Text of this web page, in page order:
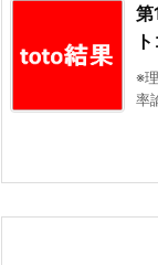
第
※
率